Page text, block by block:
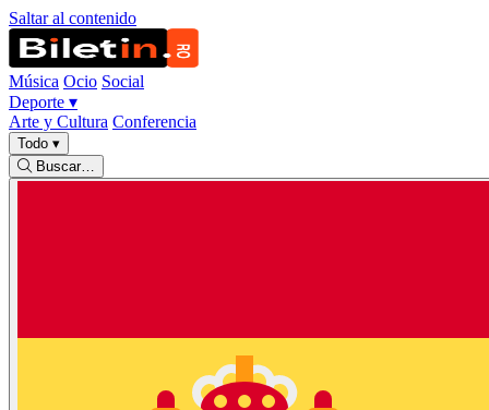
Saltar al contenido
Música Ocio Social
Deporte ▾
Arte y Cultura Conferencia
Todo ▾
Buscar…